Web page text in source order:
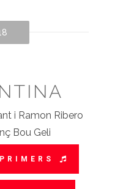
i Ramon Ribero
Bou Geli